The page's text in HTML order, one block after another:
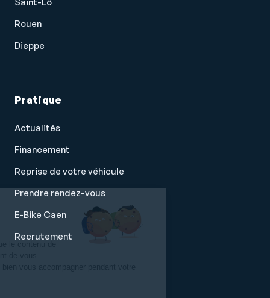
Rouen
Dieppe
Pratique
Actualités
Financement
Reprise de votre véhicule
Prendre rendez-vous
E-Bike Caen
Recrutement
Salut c'est nous...
les Cookies !
On a attendu d'être sûrs que le contenu de